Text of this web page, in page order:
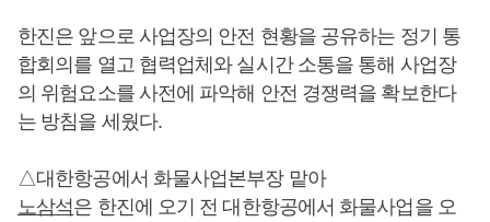
한진은 앞으로 사업장의 안전 현황을 공유하는 정기 통
합회의를 열고 협력업체와 실시간 소통을 통해 사업장
의 위험요소를 사전에 파악해 안전 경쟁력을 확보한다
는 방침을 세웠다.
△대한항공에서 화물사업본부장 맡아
노삼석은 한진에 오기 전 대한항공에서 화물사업을 오